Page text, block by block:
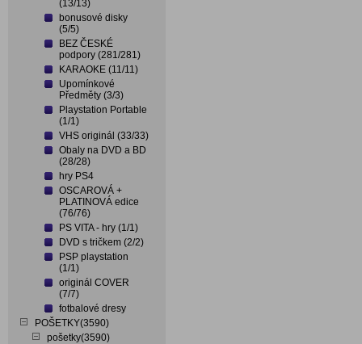
(13/13)
bonusové disky
(5/5)
BEZ ČESKÉ
podpory (281/281)
KARAOKE (11/11)
Upomínkové
Předměty (3/3)
Playstation Portable
(1/1)
VHS originál (33/33)
Obaly na DVD a BD
(28/28)
hry PS4
OSCAROVÁ +
PLATINOVÁ edice
(76/76)
PS VITA - hry (1/1)
DVD s tričkem (2/2)
PSP playstation
(1/1)
originál COVER
(7/7)
fotbalové dresy
POŠETKY(3590)
pošetky(3590)